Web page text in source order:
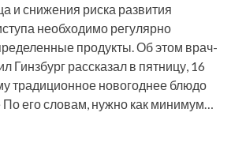
и снижения риска развития
необходимо регулярно
продукты. Об этом врач-
Гинзбург рассказал в пятницу, 16
традиционное новогоднее блюдо
его словам, нужно как минимум…